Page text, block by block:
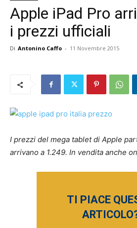
Apple iPad Pro
i prezzi ufficiali
Di Antonino Caffo - 11 Novembre 2015
I prezzi del mega tablet di Apple
arrivano a 1.249. In vendita anche
TI PIACE